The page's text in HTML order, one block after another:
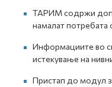
ТАРИМ содржи
намалат потребата
Информациите во
истекување на
Пристап до модул